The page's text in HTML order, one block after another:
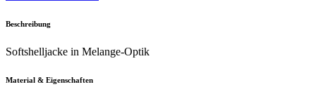
Beschreibung
Softshelljacke in Melange-Optik
Material & Eigenschaften